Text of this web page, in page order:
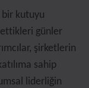
bir kutuyu
ettikleri günler
şirketlerin
sahip
liderliğin